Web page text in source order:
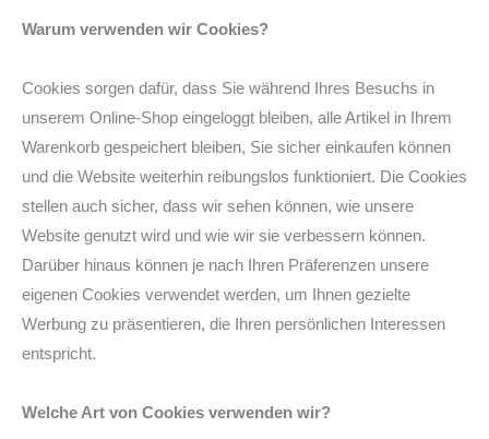
Warum verwenden wir Cookies?
Cookies sorgen dafür, dass Sie während Ihres Besuchs in
unserem Online-Shop eingeloggt bleiben, alle Artikel in Ihrem
Warenkorb gespeichert bleiben, Sie sicher einkaufen können
und die Website weiterhin reibungslos funktioniert. Die Cookies
stellen auch sicher, dass wir sehen können, wie unsere
Website genutzt wird und wie wir sie verbessern können.
Darüber hinaus können je nach Ihren Präferenzen unsere
eigenen Cookies verwendet werden, um Ihnen gezielte
Werbung zu präsentieren, die Ihren persönlichen Interessen
entspricht.
Welche Art von Cookies verwenden wir?